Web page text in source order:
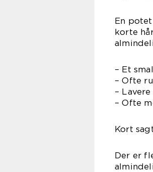
En
korte
– Et
– Ofte
–
– Ofte
Kort
Der er